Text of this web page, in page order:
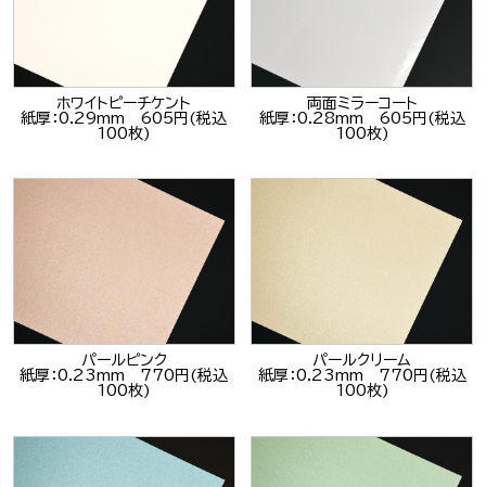
ホワイトピーチケント
紙厚：0.29mm 605円(税込
100枚)
両面ミラーコート
紙厚：0.28mm 605円(税込
100枚)
パールピンク
紙厚：0.23mm 770円(税込
100枚)
パールクリーム
紙厚：0.23mm 770円(税込
100枚)